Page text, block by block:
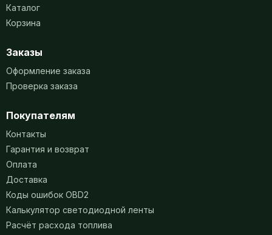
Каталог
Корзина
Заказы
Оформление заказа
Проверка заказа
Покупателям
Контакты
Гарантия и возврат
Оплата
Доставка
Коды ошибок OBD2
Калькулятор светодиодной ленты
Расчёт расхода топлива